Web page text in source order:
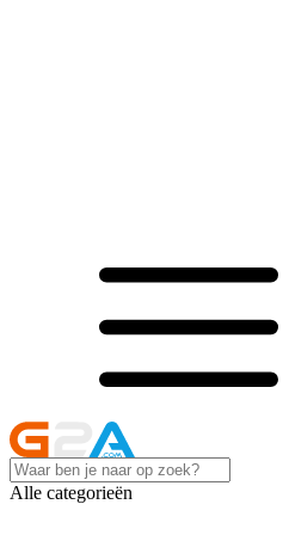
Alle categorieën